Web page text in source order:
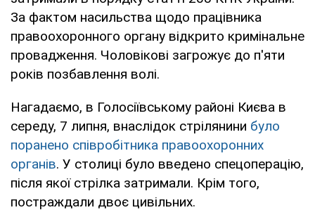
За фактом насильства щодо працівника
правоохоронного органу відкрито кримінальне
провадження. Чоловікові загрожує до п'яти
років позбавлення волі.
Нагадаємо, в Голосіївському районі Києва в
середу, 7 липня, внаслідок стрілянини було
поранено співробітника правоохоронних
органів. У столиці було введено спецоперацію,
після якої стрілка затримали. Крім того,
постраждали двоє цивільних.